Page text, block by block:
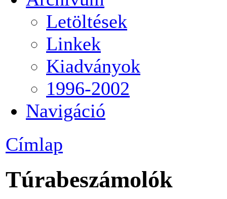
Letöltések
Linkek
Kiadványok
1996-2002
Navigáció
Címlap
Túrabeszámolók